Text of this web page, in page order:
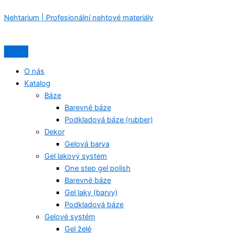
na
Nehtarium | Profesionální nehtové materiály
O nás
Katalog
Báze
Barevné báze
Podkladová báze (rubber)
Dekor
Gelová barva
Gel lakový system
One step gel polish
Barevné báze
Gel laky (barvy)
Podkladová báze
Gelové systém
Gel želé
cena
cena
BOX
–
množství